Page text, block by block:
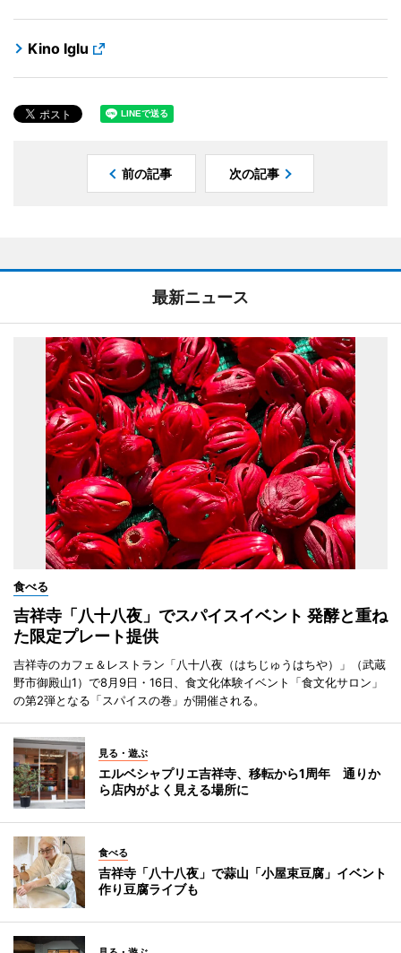
Kino Iglu
前の記事 次の記事
最新ニュース
食べる
吉祥寺「八十八夜」でスパイスイベント 発酵と重ね
た限定プレート提供
吉祥寺のカフェ＆レストラン「八十八夜（はちじゅうはちや）」（武蔵
野市御殿山1）で8月9日・16日、食文化体験イベント「食文化サロン」
の第2弾となる「スパイスの巻」が開催される。
見る・遊ぶ
エルベシャプリエ吉祥寺、移転から1周年 通りか
ら店内がよく見える場所に
食べる
吉祥寺「八十八夜」で蒜山「小屋束豆腐」イベント
作り豆腐ライブも